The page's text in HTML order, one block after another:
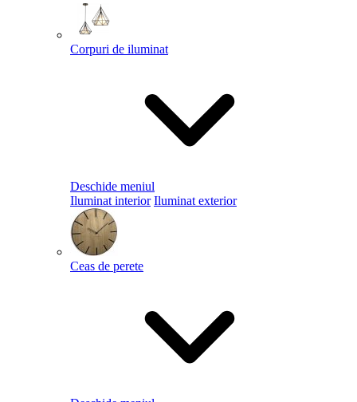
Corpuri de iluminat
Deschide meniul
Iluminat interior Iluminat exterior
Ceas de perete